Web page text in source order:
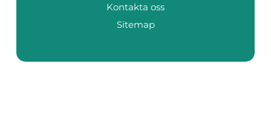
Kontakta oss
Sitemap